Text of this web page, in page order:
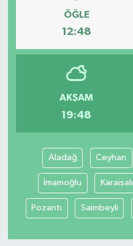
ÖĞLE
12:48
AKŞAM
19:48
Aladağ Ceyhan
İmamoğlu Karaisalı
Pozantı Saimbeyli
Sağlık
Siyaset
Spor
Yaşam